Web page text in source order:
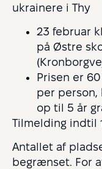
ukrainere i Thy
23 februar
på Østre
Prisen er
per person,
op til 5 år
Tilmelding indtil
Antallet af
begrænset. For